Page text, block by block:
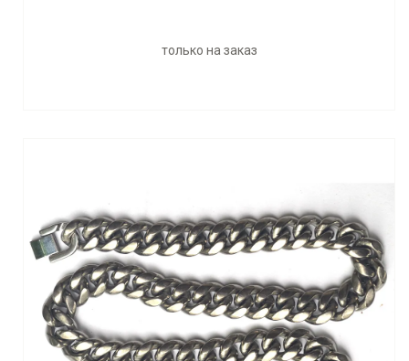
только на заказ